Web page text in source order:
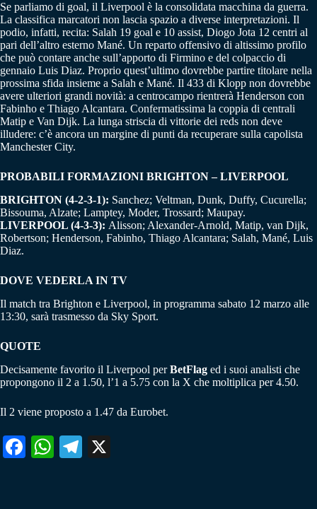
Se parliamo di goal, il Liverpool è la consolidata macchina da guerra.
La classifica marcatori non lascia spazio a diverse interpretazioni. Il
podio, infatti, recita: Salah 19 goal e 10 assist, Diogo Jota 12 centri al
pari dell’altro esterno Mané. Un reparto offensivo di altissimo profilo
che può contare anche sull’apporto di Firmino e del colpaccio di
gennaio Luis Diaz. Proprio quest’ultimo dovrebbe partire titolare nella
prossima sfida insieme a Salah e Mané. Il 433 di Klopp non dovrebbe
avere ulteriori grandi novità: a centrocampo rientrerà Henderson con
Fabinho e Thiago Alcantara. Confermatissima la coppia di centrali
Matip e Van Dijk. La lunga striscia di vittorie dei reds non deve
illudere: c’è ancora un margine di punti da recuperare sulla capolista
Manchester City.
PROBABILI FORMAZIONI BRIGHTON – LIVERPOOL
BRIGHTON (4-2-3-1): Sanchez; Veltman, Dunk, Duffy, Cucurella;
Bissouma, Alzate; Lamptey, Moder, Trossard; Maupay.
LIVERPOOL (4-3-3): Alisson; Alexander-Arnold, Matip, van Dijk,
Robertson; Henderson, Fabinho, Thiago Alcantara; Salah, Mané, Luis
Diaz.
DOVE VEDERLA IN TV
Il match tra Brighton e Liverpool, in programma sabato 12 marzo alle
13:30, sarà trasmesso da Sky Sport.
QUOTE
Decisamente favorito il Liverpool perBetFlag ed i suoi analisti che
propongono il 2 a 1.50, l’1 a 5.75 con la X che moltiplica per 4.50.
Il 2 viene proposto a 1.47 da Eurobet.
Fa W
Te